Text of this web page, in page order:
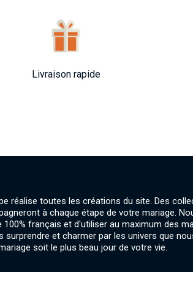
Livraison rapide
réalise toutes les créations du site. Des
à chaque étape de votre mariage.
100% français et d'utiliser au maximum des
surprendre et charmer par les univers que
soit le plus beau jour de votre vie.